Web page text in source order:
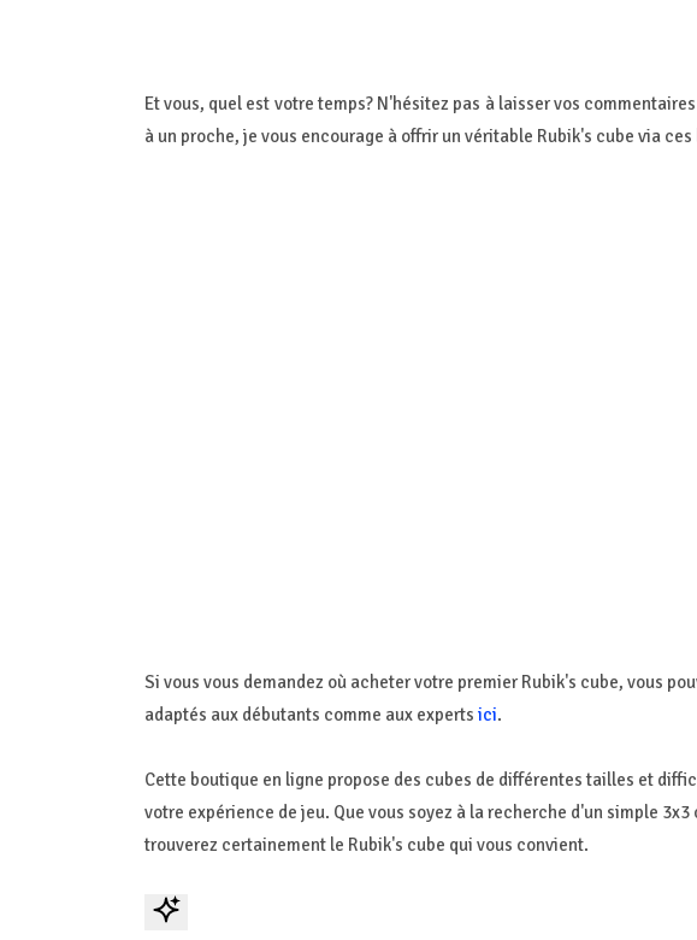
Et vous, quel est votre temps? N'hésitez pas à laisser vos
à un proche, je vous encourage à offrir un véritable Rubik's cube via
Si vous vous demandez où acheter votre premier Rubik's cube, vous
adaptés aux débutants comme aux experts ici.
Cette boutique en ligne propose des cubes de différentes tailles et
votre expérience de jeu. Que vous soyez à la recherche d'un simple
trouverez certainement le Rubik's cube qui vous convient.